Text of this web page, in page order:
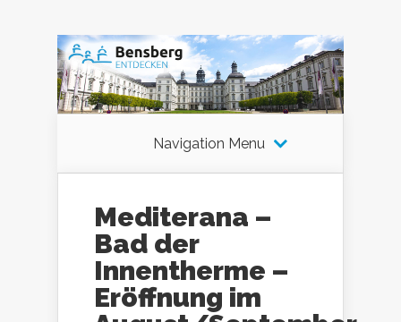
Navigation Menu
Mediterana –
Bad der
Innentherme –
Eröffnung im